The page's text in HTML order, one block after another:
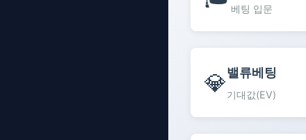
베팅 입문
💎밸류베팅
기대값(EV)